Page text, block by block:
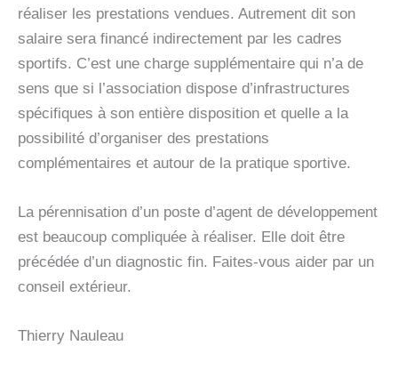
réaliser les prestations vendues. Autrement dit son
salaire sera financé indirectement par les cadres
sportifs. C’est une charge supplémentaire qui n’a de
sens que si l’association dispose d’infrastructures
spécifiques à son entière disposition et quelle a la
possibilité d’organiser des prestations
complémentaires et autour de la pratique sportive.
La pérennisation d’un poste d’agent de développement
est beaucoup compliquée à réaliser. Elle doit être
précédée d’un diagnostic fin. Faites-vous aider par un
conseil extérieur.
Thierry Nauleau